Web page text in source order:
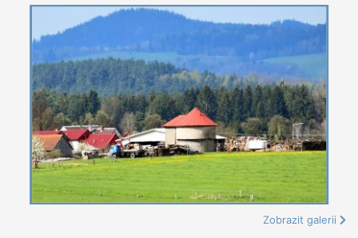
Zobrazit galerii